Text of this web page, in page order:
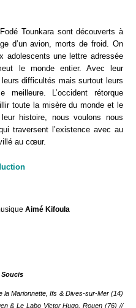
Tounkara sont découverts à
d’un avion, morts de froid. On
adolescents une lettre adressée
le monde entier. Avec leur
difficultés mais surtout leurs
L’occident rétorque
toute la misère du monde et le
histoire, nous voulons nous
traversent l’existence avec au
au cœur.
Aimé Kifoula
Soucis
la Marionnette, Ifs & Dives-sur-Mer (14)
& Le Labo Victor Hugo, Rouen (76) //